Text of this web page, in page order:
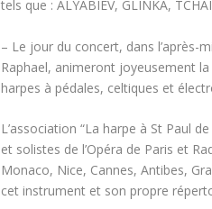
tels que : ALYABIEV, GLINKA,
– Le jour du concert, dans l’après-
Raphael, animeront joyeusement
harpes à pédales, celtiques et
L’association “La harpe à St Paul
et solistes de l’Opéra de Paris et
Monaco, Nice, Cannes, Antibes,
cet instrument et son propre